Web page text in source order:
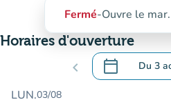
Fermé-Ouvre le
Horaires d'ouverture
chevron_left calendar_today Du 3
.Ouvrir le
LUN.03/08